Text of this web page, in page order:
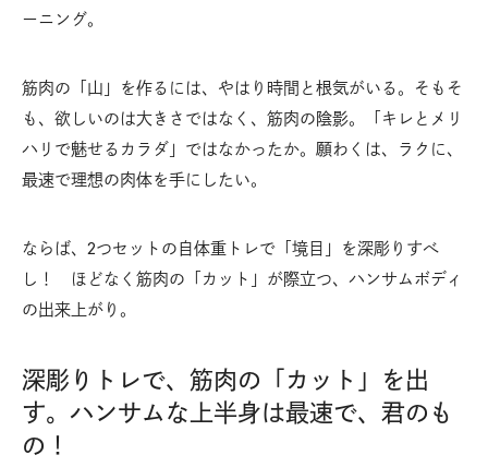
ーニング。
筋肉の「山」を作るには、やはり時間と根気がいる。そもそ
も、欲しいのは大きさではなく、筋肉の陰影。「キレとメリ
ハリで魅せるカラダ」ではなかったか。願わくは、ラクに、
最速で理想の肉体を手にしたい。
ならば、2つセットの自体重トレで「境目」を深彫りすべ
し！ ほどなく筋肉の「カット」が際立つ、ハンサムボディ
の出来上がり。
深彫りトレで、筋肉の「カット」を出
す。ハンサムな上半身は最速で、君のも
の！